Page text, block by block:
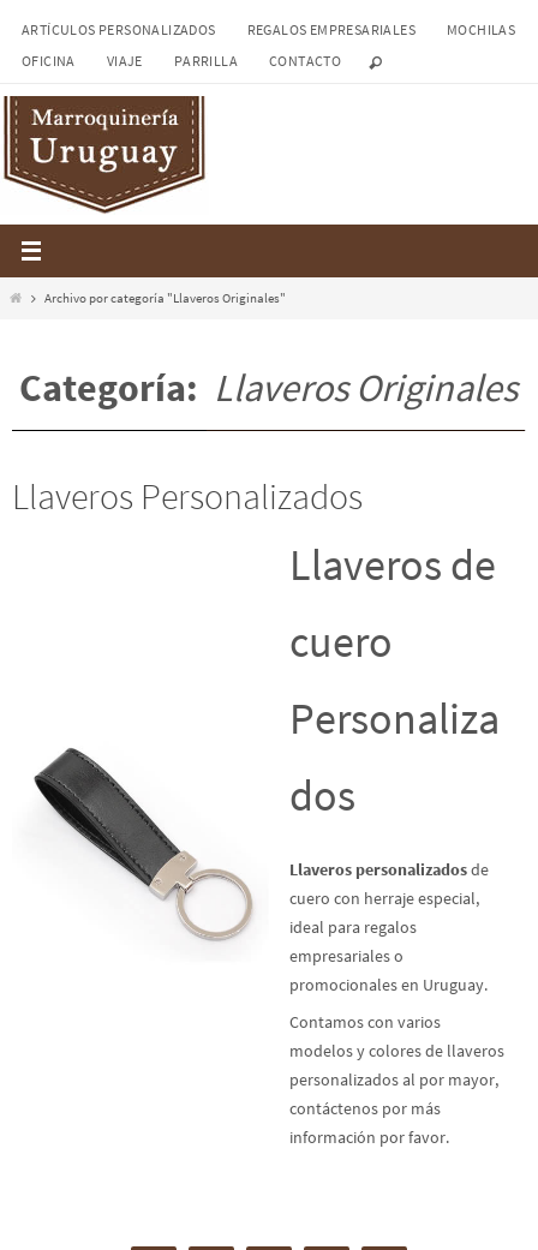
ARTÍCULOS PERSONALIZADOS REGALOS EMPRESARIALES
MOCHILAS
OFICINA
VIAJE PARRILLA CONTACTO
InicioArchivo por categoría "Llaveros Originales"
Categoría: Llaveros Originales
Llaveros Personalizados
Llaveros de
cuero
Personaliza
dos
Llaveros personalizadosde
cuero con herraje especial,
ideal para regalos
empresariales o
promocionales en Uruguay.
Contamos con varios
modelos y colores de llaveros
personalizados al por mayor,
contáctenos por más
información por favor.